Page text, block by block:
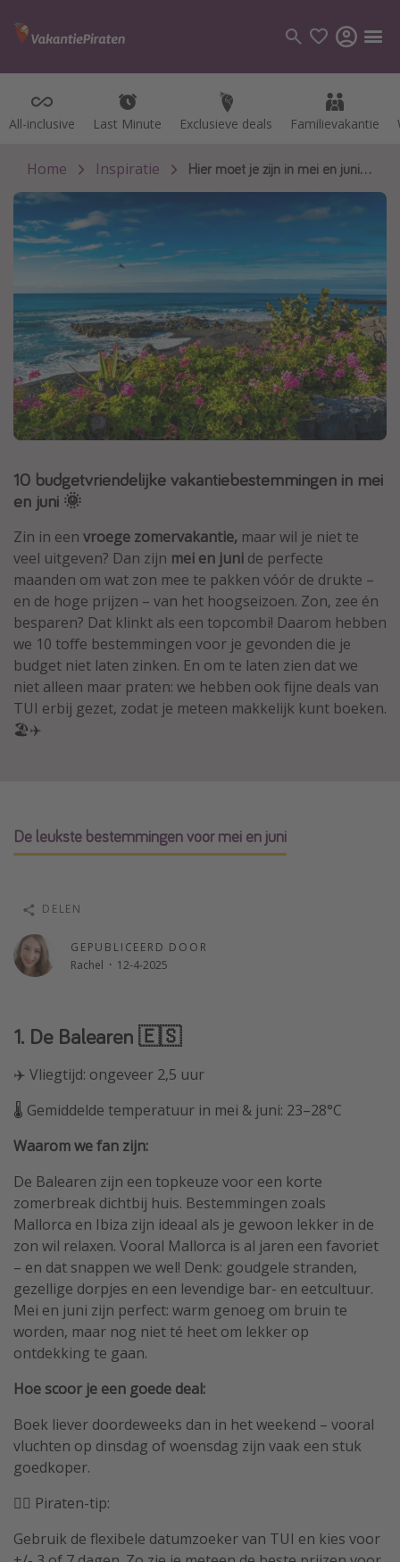
All-inclusive Last Minute Exclusieve deals Familievakantie
All-inclusive Last Minute Exclusieve deals Familievakantie
Categorie
Vluchten
Hotels
Vakanties
Cruises
Alle bestemmingen
Canarische Eilanden
Mallorca
Thailand
Malta
Madeira
Egypte
Bali
Type vakantie
Overzicht
Weekendje weg
Autoverhuur
Vroegboeker
Zonvakanties
Meer onderwerpen
Reisblog
25 beste pretparken
Beste keukens ter wereld
Center Parcs
Disneyland Parijs
Strandvakantie in Italië
All inclusive vakantie in Griekenland
Home Inspiratie Hier moet je zijn in mei en juni voor je vakantie
10 budgetvriendelijke vakantiebestemmingen in mei
en juni 🌞
Zin in een vroege zomervakantie, maar wil je niet te
veel uitgeven? Dan zijn mei en juni de perfecte
maanden om wat zon mee te pakken vóór de drukte –
en de hoge prijzen – van het hoogseizoen. Zon, zee én
besparen? Dat klinkt als een topcombi! Daarom hebben
we 10 toffe bestemmingen voor je gevonden die je
budget niet laten zinken. En om te laten zien dat we
niet alleen maar praten: we hebben ook fijne deals van
TUI erbij gezet, zodat je meteen makkelijk kunt boeken.
🏖️✈️
De leukste bestemmingen voor mei en juni
GEPUBLICEERD DOOR
Rachel · 12-4-2025
DELEN
1. De Balearen 🇪🇸
✈️ Vliegtijd: ongeveer 2,5 uur
🌡️ Gemiddelde temperatuur in mei & juni: 23–28°C
Waarom we fan zijn:
De Balearen zijn een topkeuze voor een korte
zomerbreak dichtbij huis. Bestemmingen zoals
Mallorca en Ibiza zijn ideaal als je gewoon lekker in de
zon wil relaxen. Vooral Mallorca is al jaren een favoriet
– en dat snappen we wel! Denk: goudgele stranden,
gezellige dorpjes en een levendige bar- en eetcultuur.
Mei en juni zijn perfect: warm genoeg om bruin te
worden, maar nog niet té heet om lekker op
ontdekking te gaan.
Hoe scoor je een goede deal:
Boek liever doordeweeks dan in het weekend – vooral
vluchten op dinsdag of woensdag zijn vaak een stuk
goedkoper.
🏴‍☠️ Piraten-tip:
Gebruik de flexibele datumzoeker van TUI en kies voor